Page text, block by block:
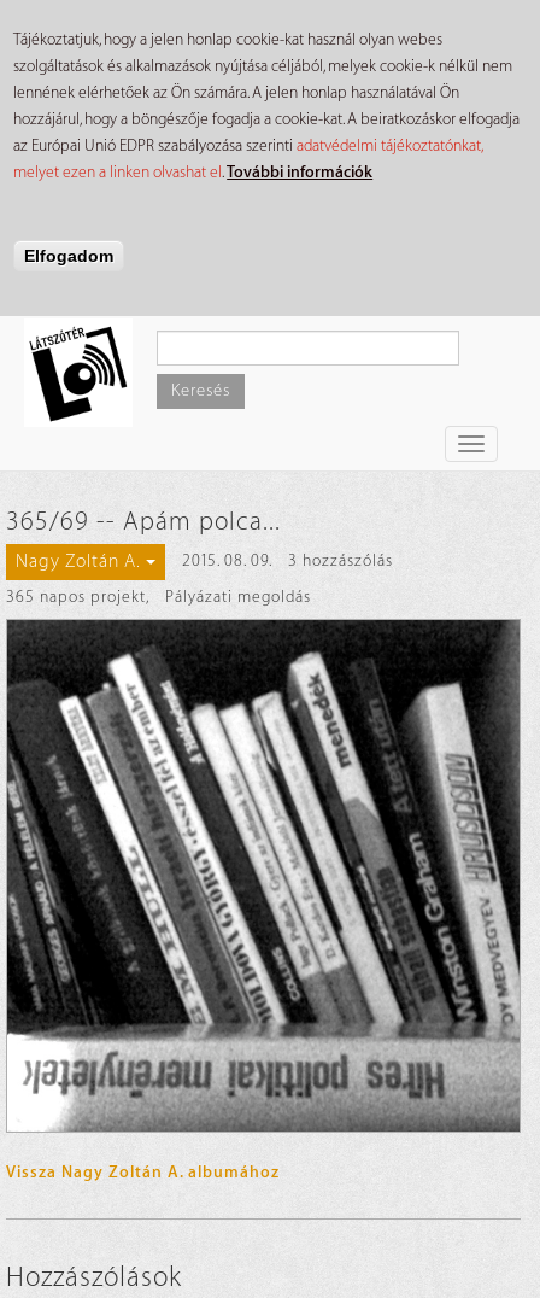
Tájékoztatjuk, hogy a jelen honlap cookie-kat használ olyan webes
szolgáltatások és alkalmazások nyújtása céljából, melyek cookie-k nélkül nem
lennének elérhetőek az Ön számára. A jelen honlap használatával Ön
hozzájárul, hogy a böngészője fogadja a cookie-kat. A beiratkozáskor elfogadja
az Európai Unió EDPR szabályozása szerintiadatvédelmi tájékoztatónkat,
melyet ezen a linken olvashat el.További információk
Elfogadom
tartalomra
Keresés
Toggle
365/69 -- Apám polca...
Nagy Zoltán A. 2015. 08. 09.
3 hozzászólás
365 napos projekt, Pályázati megoldás
Vissza Nagy Zoltán A. albumához
Hozzászólások